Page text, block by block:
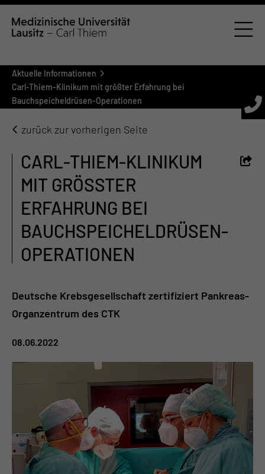
Aktuelle Informationen
Carl-Thiem-Klinikum mit größter Erfahrung bei
Bauchspeicheldrüsen-Operationen
zurück zur vorherigen Seite
CARL-THIEM-KLINIKUM
MIT GRÖSSTER E
RFAHRUNG BEI B
AUCHSPEICHELDRÜSEN-O
PERATIONEN
Deutsche Krebsgesellschaft zertifiziert Pankreas-
Organzentrum des CTK
08.06.2022